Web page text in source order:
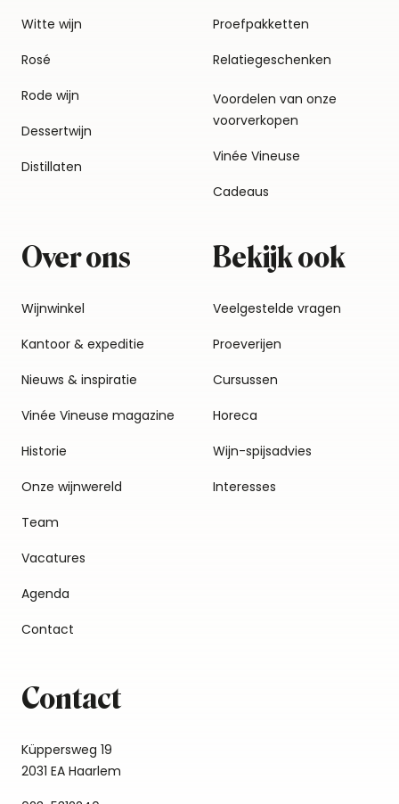
Witte wijn
Rosé
Rode wijn
Dessertwijn
Distillaten
Proefpakketten
Relatiegeschenken
Voordelen van onze
voorverkopen
Vinée Vineuse
Cadeaus
Over ons
Wijnwinkel
Kantoor & expeditie
Nieuws & inspiratie
Vinée Vineuse magazine
Historie
Onze wijnwereld
Team
Vacatures
Agenda
Contact
Bekijk ook
Veelgestelde vragen
Proeverijen
Cursussen
Horeca
Wijn-spijsadvies
Interesses
Contact
Küppersweg 19
2031 EA Haarlem